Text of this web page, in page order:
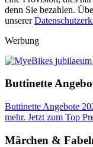
denn Sie bezahlen.
unserer
Werbung
Buttinette
Buttinette Angebote
mehr. Jetzt zum Top
Märchen &